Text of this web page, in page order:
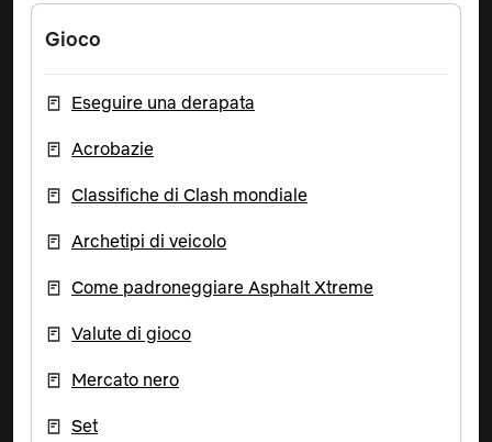
Gioco
Eseguire una derapata
Acrobazie
Classifiche di Clash mondiale
Archetipi di veicolo
Come padroneggiare Asphalt Xtreme
Valute di gioco
Mercato nero
Set